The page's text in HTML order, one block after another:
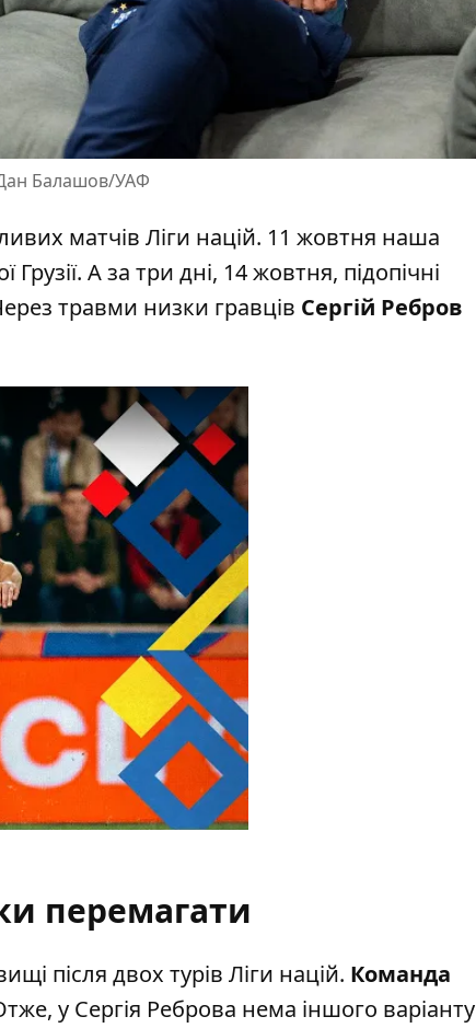
Балашов/УАФ
матчів Ліги націй. 11 жовтня наша
А за три дні, 14 жовтня, підопічні
травми низки гравців Сергій Ребров
перемагати
після двох турів Ліги націй. Команда
у Сергія Реброва нема іншого варіанту